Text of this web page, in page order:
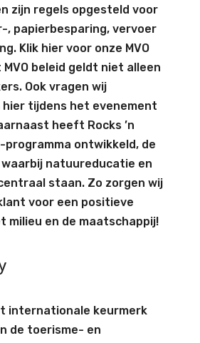
zijn regels opgesteld voor
, papierbesparing, vervoer
Klik hier voor onze MVO
beleid geldt niet alleen
Ook vragen wij
hier tijdens het evenement
heeft Rocks ’n
programma ontwikkeld, de
waarbij natuureducatie en
staan. Zo zorgen wij
voor een positieve
milieu en de maatschappij!
internationale keurmerk
de toerisme- en